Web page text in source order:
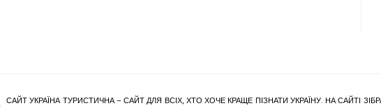
САЙТ УКРАЇНА ТУРИСТИЧНА – САЙТ ДЛЯ ВСІХ, ХТО ХОЧЕ КРАЩЕ ПІЗНАТИ УКРАЇНУ. НА САЙТІ